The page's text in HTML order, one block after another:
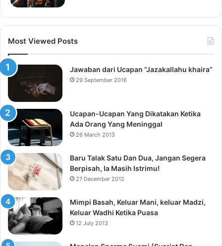
Most Viewed Posts
Jawaban dari Ucapan “Jazakallahu khaira”
29 September 2016
Ucapan-Ucapan Yang Dikatakan Ketika
Ada Orang Yang Meninggal
26 March 2013
Baru Talak Satu Dan Dua, Jangan Segera
Berpisah, Ia Masih Istrimu!
27 December 2012
Mimpi Basah, Keluar Mani, keluar Madzi,
Keluar Wadhi Ketika Puasa
12 July 2013